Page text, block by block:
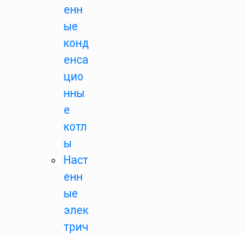
енн
ые
конд
енса
цио
нны
е
котл
ы
Наст
енн
ые
элек
трич